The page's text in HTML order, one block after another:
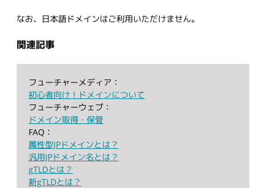
なお、日本語ドメインはご利用いただけません。
関連記事
フューチャーメディア：
初心者向け！ドメインについて
フューチャーウェブ：
ドメイン取得・保管
FAQ：
属性型JPドメインとは？
汎用JPドメイン名とは？
gTLDとは？
新gTLDとは？